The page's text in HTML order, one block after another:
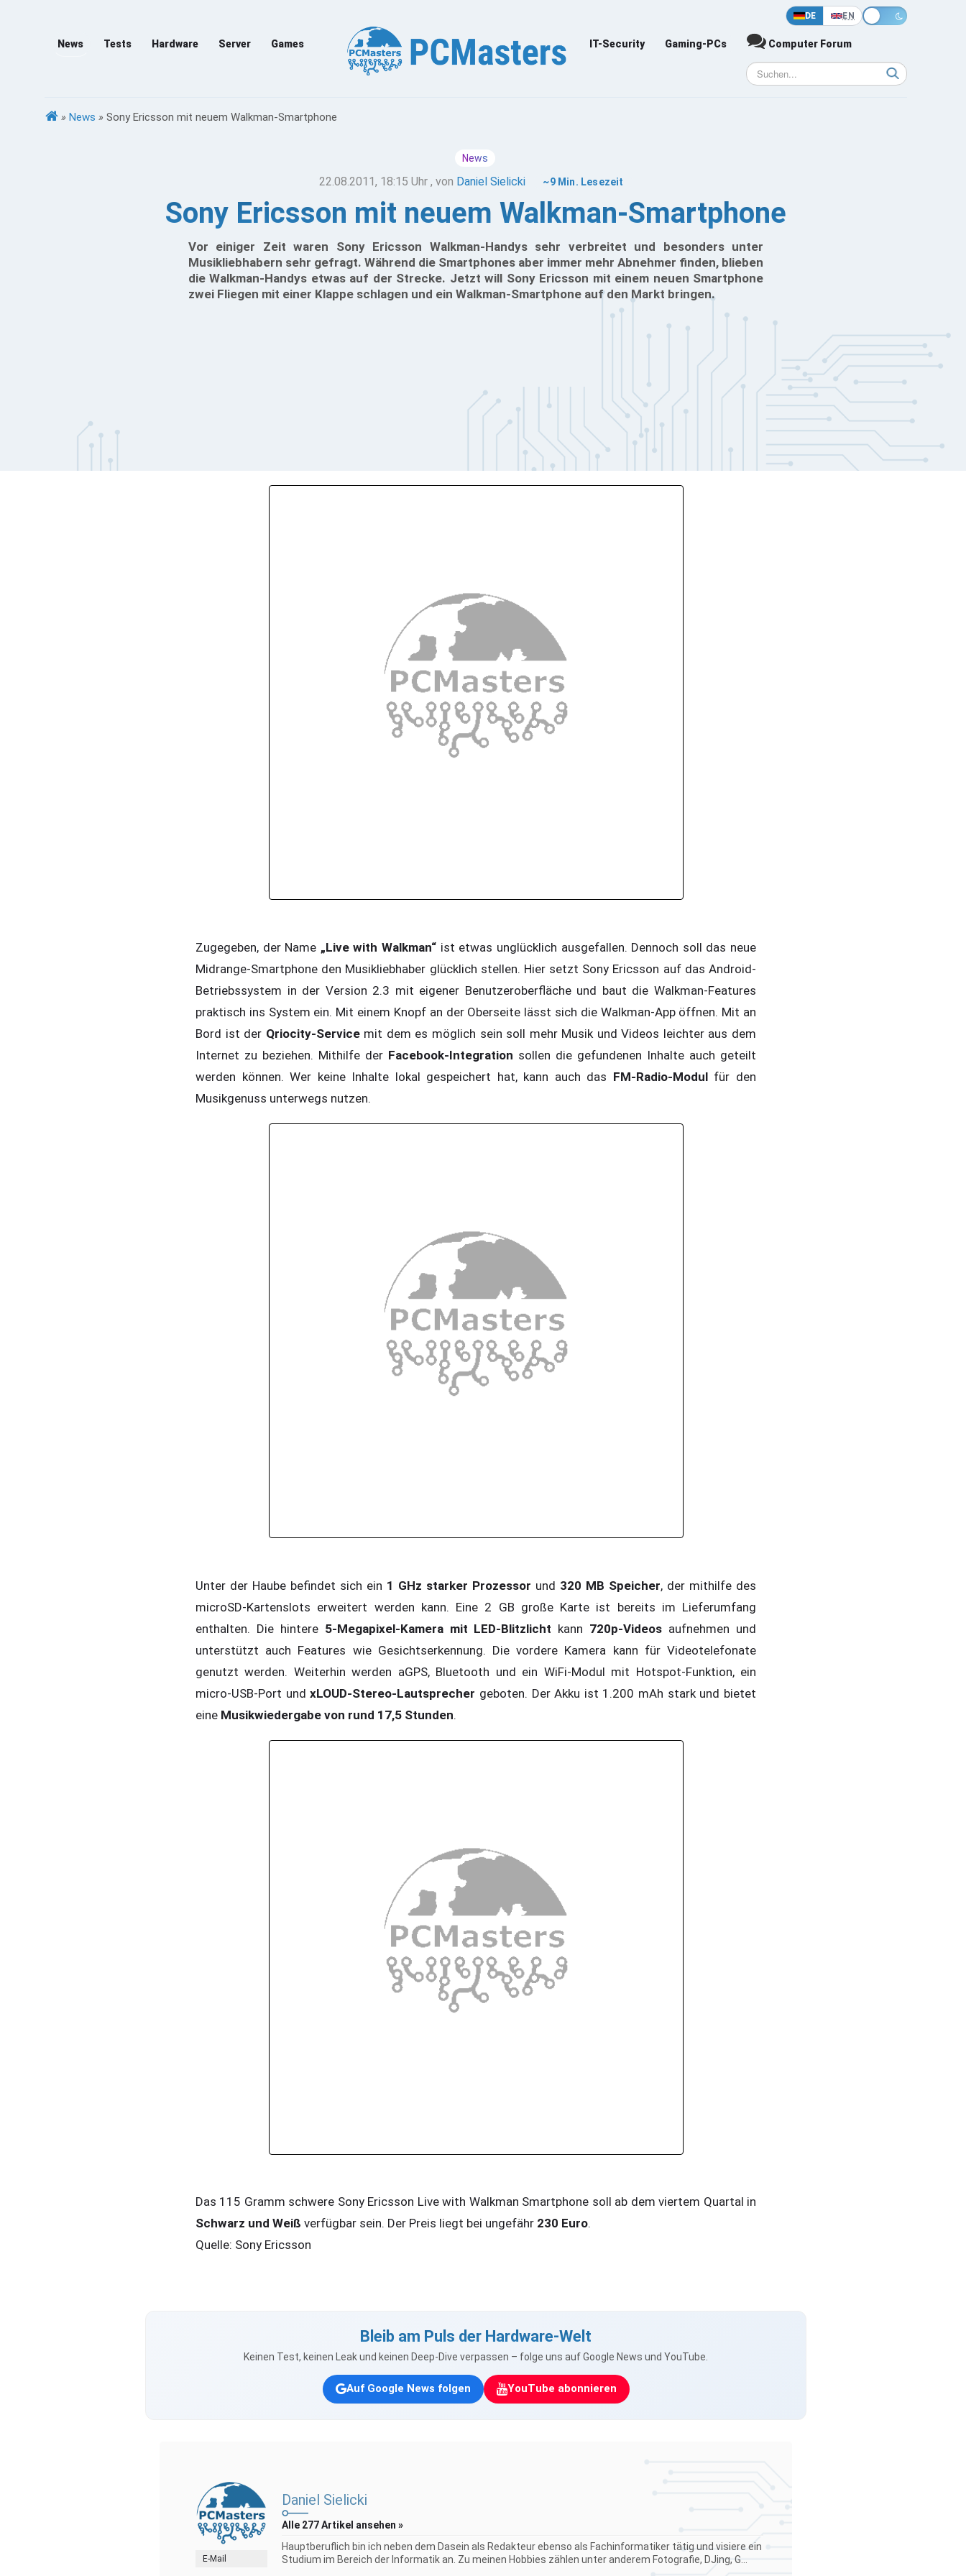
DE EN
News Tests Hardware Server Games IT-Security Gaming-PCs Computer Forum
» News » Sony Ericsson mit neuem Walkman-Smartphone
News
22.08.2011, 18:15 Uhr , von Daniel Sielicki ~9 Min. Lesezeit
Sony Ericsson mit neuem Walkman-Smartphone
Vor einiger Zeit waren Sony Ericsson Walkman-Handys sehr verbreitet und besonders unter
Musikliebhabern sehr gefragt. Während die Smartphones aber immer mehr Abnehmer finden, blieben
die Walkman-Handys etwas auf der Strecke. Jetzt will Sony Ericsson mit einem neuen Smartphone
zwei Fliegen mit einer Klappe schlagen und ein Walkman-Smartphone auf den Markt bringen.
Zugegeben, der Name „Live with Walkman“ ist etwas unglücklich ausgefallen. Dennoch soll das neue
Midrange-Smartphone den Musikliebhaber glücklich stellen. Hier setzt Sony Ericsson auf das Android-
Betriebssystem in der Version 2.3 mit eigener Benutzeroberfläche und baut die Walkman-Features
praktisch ins System ein. Mit einem Knopf an der Oberseite lässt sich die Walkman-App öffnen. Mit an
Bord ist der Qriocity-Servicemit dem es möglich sein soll mehr Musik und Videos leichter aus dem
Internet zu beziehen. Mithilfe der Facebook-Integration sollen die gefundenen Inhalte auch geteilt
werden können. Wer keine Inhalte lokal gespeichert hat, kann auch das FM-Radio-Modulfür den
Musikgenuss unterwegs nutzen.
Unter der Haube befindet sich ein 1 GHz starker Prozessor und 320 MB Speicher, der mithilfe des
microSD-Kartenslots erweitert werden kann. Eine 2 GB große Karte ist bereits im Lieferumfang
enthalten. Die hintere5-Megapixel-Kamera mit LED-Blitzlicht kann 720p-Videos aufnehmen und
unterstützt auch Features wie Gesichtserkennung. Die vordere Kamera kann für Videotelefonate
genutzt werden. Weiterhin werden aGPS, Bluetooth und ein WiFi-Modul mit Hotspot-Funktion, ein
micro-USB-Port undxLOUD-Stereo-Lautsprecher geboten. Der Akku ist 1.200 mAh stark und bietet
eine Musikwiedergabe von rund 17,5 Stunden.
Das 115 Gramm schwere Sony Ericsson Live with Walkman Smartphone soll ab dem viertem Quartal in
Schwarz und Weiß verfügbar sein. Der Preis liegt bei ungefähr 230 Euro.
Quelle: Sony Ericsson
Bleib am Puls der Hardware-Welt
Keinen Test, keinen Leak und keinen Deep-Dive verpassen – folge uns auf Google News und YouTube.
Auf Google News folgen YouTube abonnieren
E-Mail
Daniel Sielicki
Alle 277 Artikel ansehen »
Hauptberuflich bin ich neben dem Dasein als Redakteur ebenso als Fachinformatiker tätig und visiere ein
Studium im Bereich der Informatik an. Zu meinen Hobbies zählen unter anderem Fotografie, DJing, G...